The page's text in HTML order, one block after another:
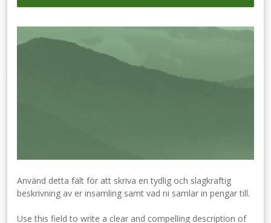
Använd detta fält för att skriva en tydlig och slagkraftig
beskrivning av er insamling samt vad ni samlar in pengar till.
Use this field to write a clear and compelling description of